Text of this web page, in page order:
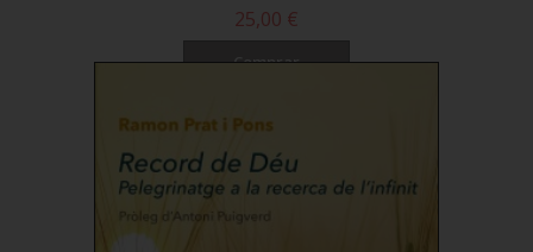
25,00 €
Comprar